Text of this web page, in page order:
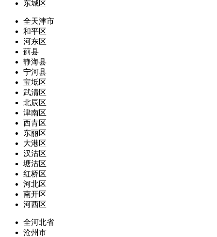
东城区
全天津市
和平区
河东区
蓟县
静海县
宁河县
宝坻区
武清区
北辰区
津南区
西青区
东丽区
大港区
汉沽区
塘沽区
红桥区
河北区
南开区
河西区
全河北省
沧州市